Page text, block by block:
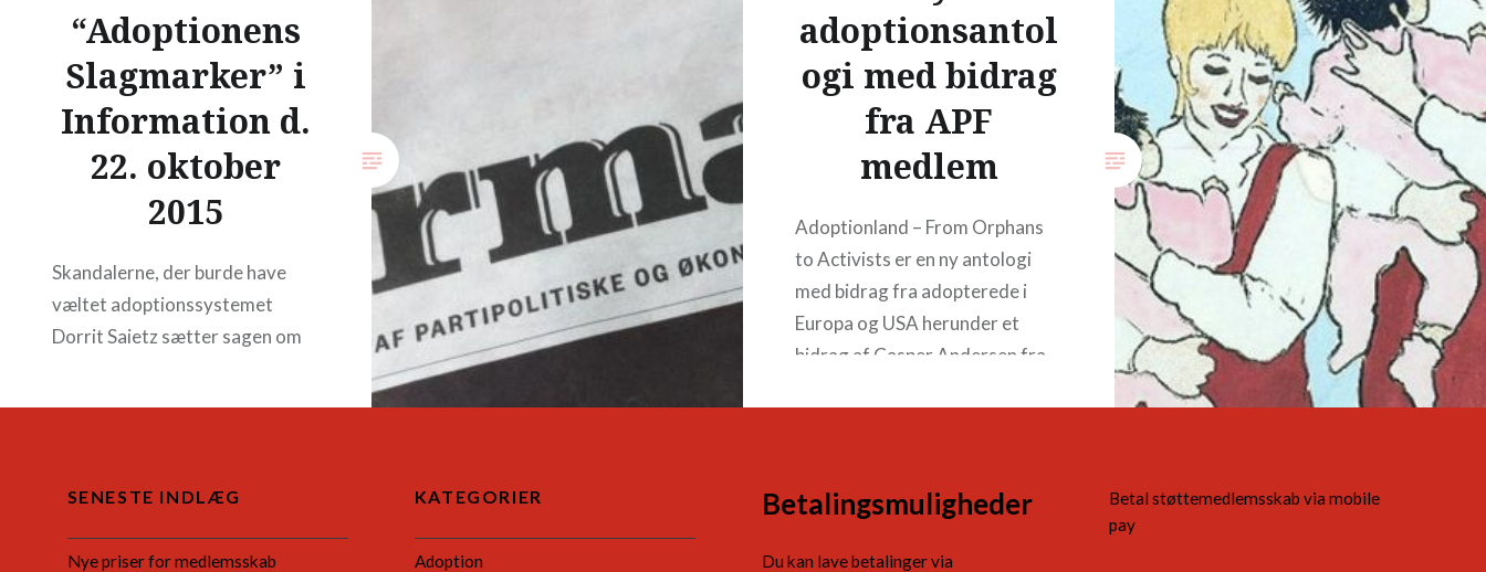
READ MORE
“Adoptionens
Slagmarker” i
Information d.
22. oktober
2015
Skandalerne, der burde have
væltet adoptionssystemet
Dorrit Saietz sætter sagen om
adoptionsantol
ogi med bidrag
fra APF
medlem
Adoptionland – From Orphans
to Activists er en ny antologi
med bidrag fra adopterede i
Europa og USA herunder et
bidrag af Casper Andersen fra
READ MORE
SENESTE INDLÆG
Nye priser for medlemsskab
KATEGORIER
Adoption
Betalingsmuligheder
Du kan lave betalinger via
Betal støttemedlemsskab via mobile
pay